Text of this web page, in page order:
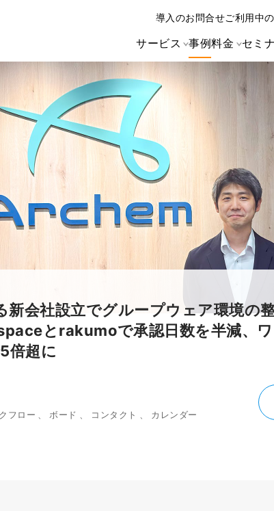
サービス 事例料金 セミ
導入のお問合せご利用中
新会社設立でグループウェア環境の
とrakumoで承認日数を半減、ワ
倍超に
フロー 、 ボード 、 コンタクト 、 カレンダー